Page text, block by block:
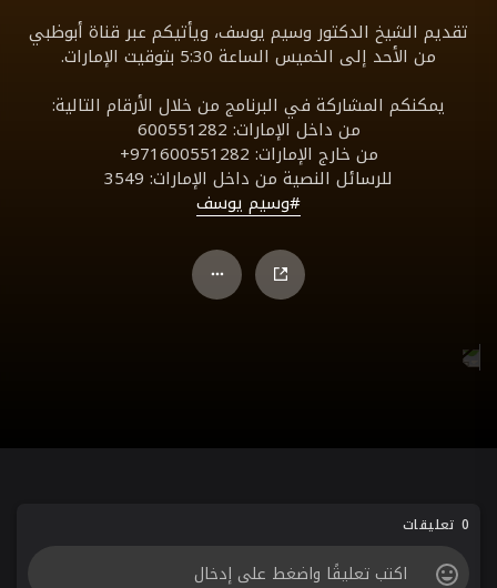
تقديم الشيخ الدكتور وسيم يوسف، ويأتيكم عبر قناة أبوظبي
من الأحد إلى الخميس الساعة 5:30 بتوقيت الإمارات.
يمكنكم المشاركة في البرنامج من خلال الأرقام التالية:
من داخل الإمارات: 600551282
من خارج الإمارات: 971600551282+
للرسائل النصية من داخل الإمارات: 3549
#وسيم يوسف
0 تعليقات